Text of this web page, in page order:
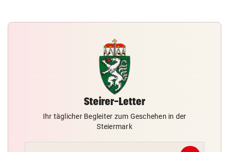
Steirer-Letter
Ihr täglicher Begleiter zum Geschehen in der
Steiermark